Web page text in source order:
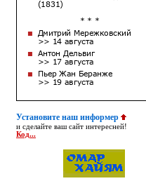
Установите наш информер
и сделайте ваш сайт интересней!
Код...